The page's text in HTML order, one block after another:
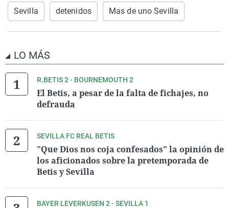
Sevilla detenidos Mas de uno Sevilla
LO MÁS
R.BETIS 2 - BOURNEMOUTH 2
El Betis, a pesar de la falta de fichajes, no
defrauda
SEVILLA FC REAL BETIS
"Que Dios nos coja confesados" la opinión de
los aficionados sobre la pretemporada de
Betis y Sevilla
BAYER LEVERKUSEN 2 - SEVILLA 1